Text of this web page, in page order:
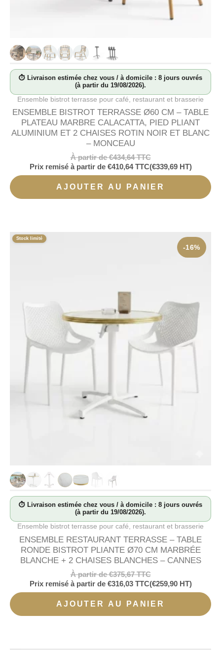
⏱ Livraison estimée chez vous / à domicile : 8 jours ouvrés
(à partir du 19/08/2026).
Ensemble bistrot terrasse pour café, restaurant et brasserie
ENSEMBLE BISTROT TERRASSE Ø60 CM – TABLE
PLATEAU MARBRE CALACATTA, PIED PLIANT
ALUMINIUM ET 2 CHAISES ROTIN NOIR ET BLANC
– MONCEAU
À partir de€434,64TTC
Prix remisé à partir de €410,64TTC(€339,69HT)
AJOUTER AU PANIER
-16%
⏱ Livraison estimée chez vous / à domicile : 8 jours ouvrés
(à partir du 19/08/2026).
Stock limité
Ensemble bistrot terrasse pour café, restaurant et brasserie
ENSEMBLE RESTAURANT TERRASSE – TABLE
RONDE BISTROT PLIANTE Ø70 CM MARBRÉE
BLANCHE + 2 CHAISES BLANCHES – CANNES
À partir de€375,67TTC
Prix remisé à partir de €316,03TTC(€259,90HT)
AJOUTER AU PANIER